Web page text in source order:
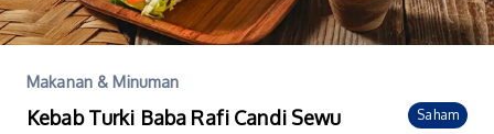
Makanan & Minuman
Kebab Turki Baba Rafi Candi Sewu
Saham